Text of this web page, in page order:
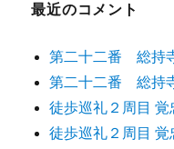
最近のコメント
第二十二番 総持
第二十二番 総持
徒歩巡礼２周目 覚
徒歩巡礼２周目 覚